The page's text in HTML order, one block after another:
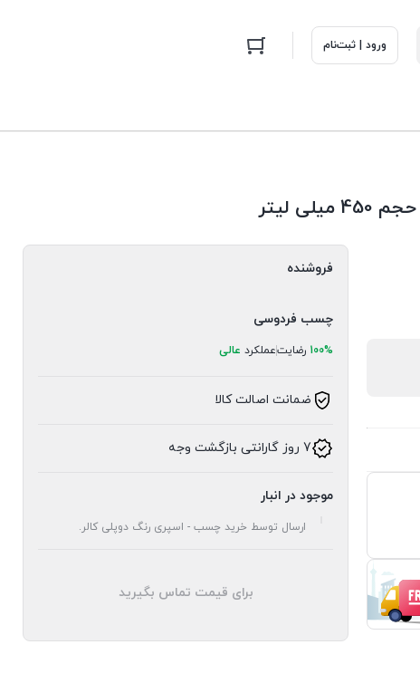
ورود | ثبت‌نام
فروشنده
چسب فردوسی
100% رضایتعملکرد عالی
ضمانت اصالت کالا
7 روز گارانتی بازگشت وجه
موجود در انبار
ارسال توسط خرید چسب - اسپری رنگ دوپلی کالر.
برای قیمت تماس بگیرید